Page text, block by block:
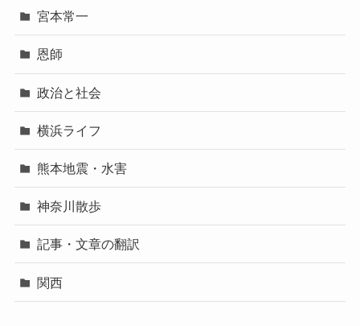
宮本常一
恩師
政治と社会
横浜ライフ
熊本地震・水害
神奈川散歩
記事・文章の翻訳
関西